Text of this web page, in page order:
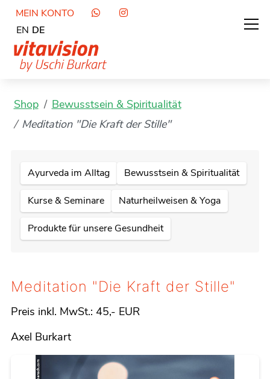
MEIN KONTO
EN DE
Shop
Bewusstsein & Spiritualität
Meditation "Die Kraft der Stille"
Ayurveda im Alltag Bewusstsein & Spiritualität
Kurse & Seminare Naturheilweisen & Yoga
Produkte für unsere Gesundheit
Meditation "Die Kraft der Stille"
Preis inkl. MwSt.: 45,- EUR
Details
Axel Burkart